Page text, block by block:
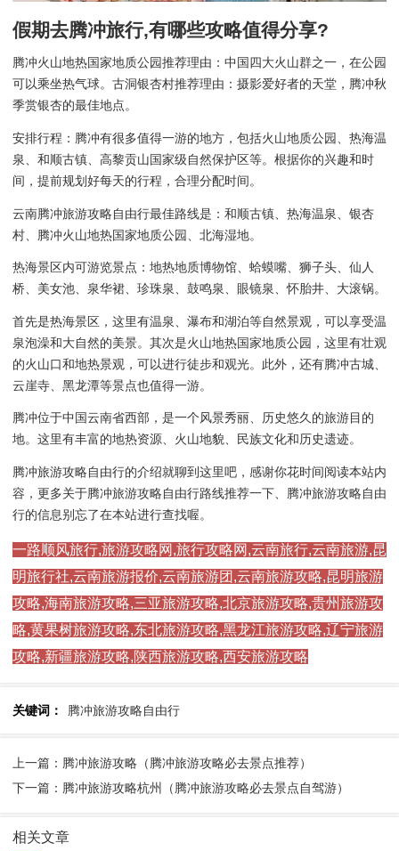
假期去腾冲旅行,有哪些攻略值得分享?
腾冲火山地热国家地质公园推荐理由：中国四大火山群之一，在公园
可以乘坐热气球。古洞银杏村推荐理由：摄影爱好者的天堂，腾冲秋
季赏银杏的最佳地点。
安排行程：腾冲有很多值得一游的地方，包括火山地质公园、热海温
泉、和顺古镇、高黎贡山国家级自然保护区等。根据你的兴趣和时
间，提前规划好每天的行程，合理分配时间。
云南腾冲旅游攻略自由行最佳路线是：和顺古镇、热海温泉、银杏
村、腾冲火山地热国家地质公园、北海湿地。
热海景区内可游览景点：地热地质博物馆、蛤蟆嘴、狮子头、仙人
桥、美女池、泉华裙、珍珠泉、鼓鸣泉、眼镜泉、怀胎井、大滚锅。
首先是热海景区，这里有温泉、瀑布和湖泊等自然景观，可以享受温
泉泡澡和大自然的美景。其次是火山地热国家地质公园，这里有壮观
的火山口和地热景观，可以进行徒步和观光。此外，还有腾冲古城、
云崖寺、黑龙潭等景点也值得一游。
腾冲位于中国云南省西部，是一个风景秀丽、历史悠久的旅游目的
地。这里有丰富的地热资源、火山地貌、民族文化和历史遗迹。
腾冲旅游攻略自由行的介绍就聊到这里吧，感谢你花时间阅读本站内
容，更多关于腾冲旅游攻略自由行路线推荐一下、腾冲旅游攻略自由
行的信息别忘了在本站进行查找喔。
一路顺风旅行,旅游攻略网,旅行攻略网,云南旅行,云南旅游,昆
明旅行社,云南旅游报价,云南旅游团,云南旅游攻略,昆明旅游
攻略,海南旅游攻略,三亚旅游攻略,北京旅游攻略,贵州旅游攻
略,黄果树旅游攻略,东北旅游攻略,黑龙江旅游攻略,辽宁旅游
攻略,新疆旅游攻略,陕西旅游攻略,西安旅游攻略
关键词： 腾冲旅游攻略自由行
上一篇：腾冲旅游攻略（腾冲旅游攻略必去景点推荐）
下一篇：腾冲旅游攻略杭州（腾冲旅游攻略必去景点自驾游）
相关文章